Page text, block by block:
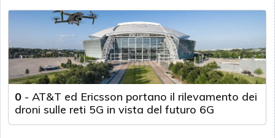
0 - AT&T ed Ericsson portano il rilevamento dei
droni sulle reti 5G in vista del futuro 6G